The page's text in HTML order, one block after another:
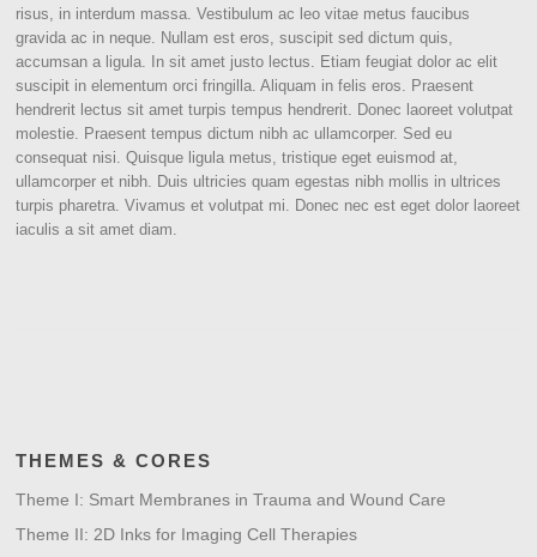
risus, in interdum massa. Vestibulum ac leo vitae metus faucibus
gravida ac in neque. Nullam est eros, suscipit sed dictum quis,
accumsan a ligula. In sit amet justo lectus. Etiam feugiat dolor ac elit
suscipit in elementum orci fringilla. Aliquam in felis eros. Praesent
hendrerit lectus sit amet turpis tempus hendrerit. Donec laoreet volutpat
molestie. Praesent tempus dictum nibh ac ullamcorper. Sed eu
consequat nisi. Quisque ligula metus, tristique eget euismod at,
ullamcorper et nibh. Duis ultricies quam egestas nibh mollis in ultrices
turpis pharetra. Vivamus et volutpat mi. Donec nec est eget dolor laoreet
iaculis a sit amet diam.
THEMES & CORES
Theme I: Smart Membranes in Trauma and Wound Care
Theme II: 2D Inks for Imaging Cell Therapies